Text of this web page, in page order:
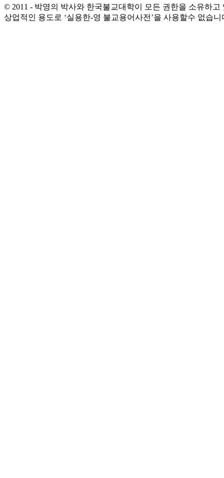
© 2011 - 박영의 박사와 한국불교대학이 모든 권한을 소유하고
상업적인 용도로 ‘실용한-영 불교용어사전’을 사용할수 없습니